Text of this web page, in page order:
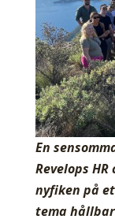
En
Revelops
nyfiken på
tema